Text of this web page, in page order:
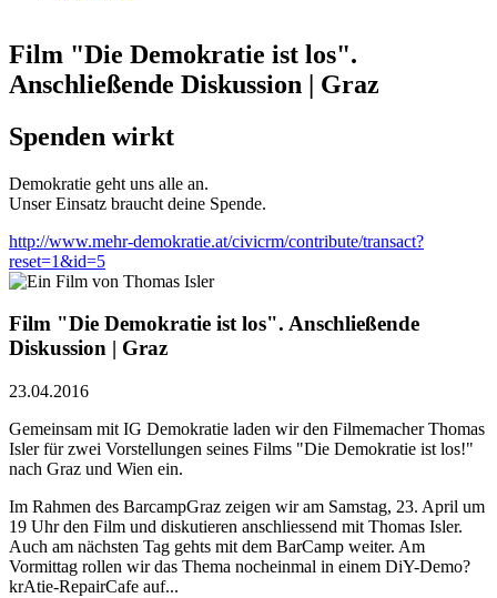
Film "Die Demokratie ist los".
Anschließende Diskussion | Graz
Spenden wirkt
Demokratie geht uns alle an.
Unser Einsatz braucht deine Spende.
http://www.mehr-demokratie.at/civicrm/contribute/transact?
reset=1&id=5
Film "Die Demokratie ist los". Anschließende
Diskussion | Graz
23.04.2016
Gemeinsam mit IG Demokratie laden wir den Filmemacher Thomas
Isler für zwei Vorstellungen seines Films "Die Demokratie ist los!"
nach Graz und Wien ein.
Im Rahmen des BarcampGraz zeigen wir am Samstag, 23. April um
19 Uhr den Film und diskutieren anschliessend mit Thomas Isler.
Auch am nächsten Tag gehts mit dem BarCamp weiter. Am
Vormittag rollen wir das Thema nocheinmal in einem DiY-Demo?
krAtie-RepairCafe auf...